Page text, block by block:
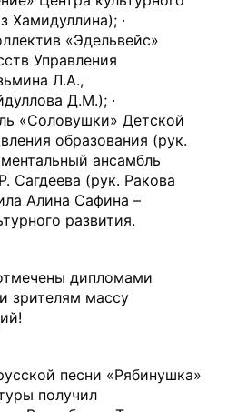
Хамидуллина); ·
«Эдельвейс»
Управления
Л.А.,
Д.М.); ·
«Соловушки» Детской
образования (рук.
ансамбль
(рук. Ракова
Алина Сафина –
развития.
дипломами
зрителям массу
песни «Рябинушка»
получил